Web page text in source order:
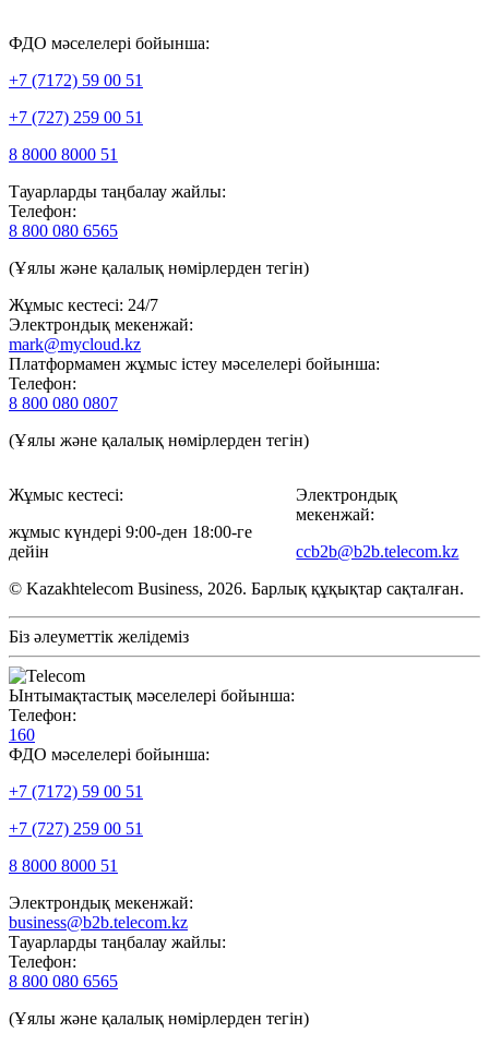
ФДО мәселелері бойынша:
+7 (7172) 59 00 51
+7 (727) 259 00 51
8 8000 8000 51
Тауарларды таңбалау жайлы:
Телефон:
8 800 080 6565
(Ұялы және қалалық нөмірлерден тегін)
Жұмыс кестесі: 24/7
Электрондық мекенжай:
mark@mycloud.kz
Платформамен жұмыс істеу мәселелері бойынша:
Телефон:
8 800 080 0807
(Ұялы және қалалық нөмірлерден тегін)
Жұмыс кестесі:
жұмыс күндері 9:00-ден 18:00-ге
дейін
Электрондық
мекенжай:
ccb2b@b2b.telecom.kz
© Kazakhtelecom Business, 2026. Барлық құқықтар сақталған.
Біз әлеуметтік желідеміз
Ынтымақтастық мәселелері бойынша:
Телефон:
160
ФДО мәселелері бойынша:
+7 (7172) 59 00 51
+7 (727) 259 00 51
8 8000 8000 51
Электрондық мекенжай:
business@b2b.telecom.kz
Тауарларды таңбалау жайлы:
Телефон:
8 800 080 6565
(Ұялы және қалалық нөмірлерден тегін)